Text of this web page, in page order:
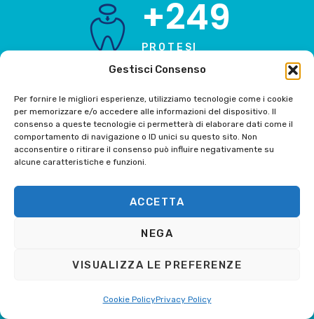
Gestisci Consenso
Per fornire le migliori esperienze, utilizziamo tecnologie come i cookie
per memorizzare e/o accedere alle informazioni del dispositivo. Il
consenso a queste tecnologie ci permetterà di elaborare dati come il
comportamento di navigazione o ID unici su questo sito. Non
acconsentire o ritirare il consenso può influire negativamente su
alcune caratteristiche e funzioni.
ACCETTA
NEGA
VISUALIZZA LE PREFERENZE
Cookie PolicyPrivacy Policy
+249
PROTESI
+500
ANESTESIE
+249